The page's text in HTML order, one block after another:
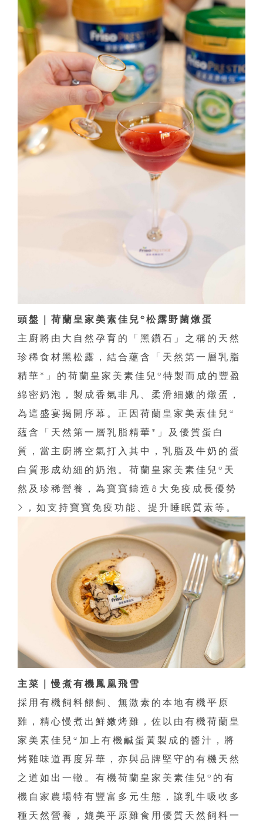
頭盤｜荷蘭皇家美素佳兒®松露野菌燉蛋
主廚將由大自然孕育的「黑鑽石」之稱的天然
珍稀食材黑松露，結合蘊含「天然第一層乳脂
精華*」的荷蘭皇家美素佳兒®特製而成的豐盈
綿密奶泡，製成香氣非凡、柔滑細嫩的燉蛋，
為這盛宴揭開序幕。正因荷蘭皇家美素佳兒®
蘊含「天然第一層乳脂精華*」及優質蛋白
質，當主廚將空氣打入其中，乳脂及牛奶的蛋
白質形成幼細的奶泡。荷蘭皇家美素佳兒®天
然及珍稀營養，為寶寶鑄造8大免疫成長優勢
>，如支持寶寶免疫功能、提升睡眠質素等。
主菜｜慢煮有機鳳凰飛雪
採用有機飼料餵飼、無激素的本地有機平原
雞，精心慢煮出鮮嫩烤雞，佐以由有機荷蘭皇
家美素佳兒®加上有機鹹蛋黃製成的醬汁，將
烤雞味道再度昇華，亦與品牌堅守的有機天然
之道如出一轍。有機荷蘭皇家美素佳兒®的有
機自家農場特有豐富多元生態，讓乳牛吸收多
種天然營養，媲美平原雞食用優質天然飼料一